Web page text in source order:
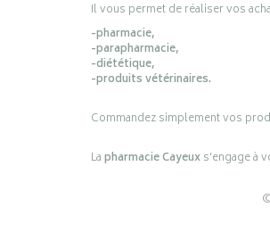
Il vous permet de réaliser vos
-pharmacie,
-parapharmacie,
-diététique,
-produits vétérinaires.
Commandez simplement vos
Lapharmacie Cayeuxs’engage à